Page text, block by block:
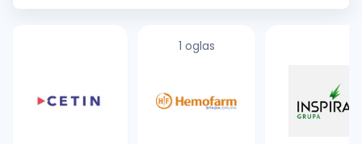
primanja
1 oglas